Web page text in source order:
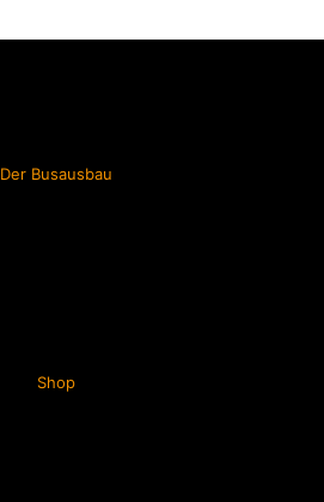
Der Busausbau
Shop